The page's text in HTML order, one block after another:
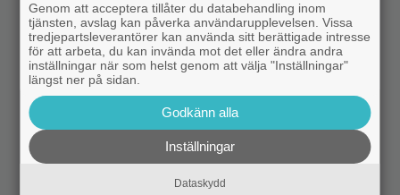
Genom att acceptera tillåter du databehandling inom
tjänsten, avslag kan påverka användarupplevelsen. Vissa
tredjepartsleverantörer kan använda sitt berättigade intresse
för att arbeta, du kan invända mot det eller ändra andra
inställningar när som helst genom att välja "Inställningar"
längst ner på sidan.
Godkänn alla
Inställningar
Dataskydd